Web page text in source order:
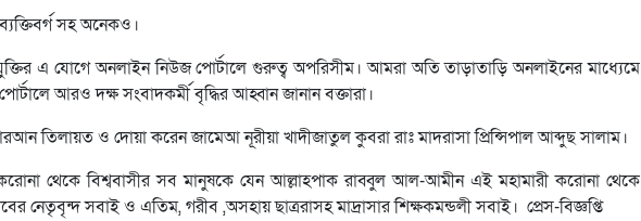
সহ অনেকও।
এ যোগে অনলাইন নিউজ পোর্টালে গুরুত্ব অপরিসীম। আমরা অতি তাড়াতাড়ি অনলাইনের মাধ্যেমে
আরও দক্ষ সংবাদকর্মী বৃদ্ধির আহ্বান জানান বক্তারা।
তিলায়ত ও দোয়া করেন জামেআ নূরীয়া খাদীজাতুল কুবরা রাঃ মাদরাসা প্রিন্সিপাল আব্দুছ সালাম।
থেকে বিশ্ববাসীর সব মানুষকে যেন আল্লাহপাক রাব্বুল আল-আমীন এই মহামারী করোনা থেকে
নেতৃবৃন্দ সবাই ও এতিম, গরীব ,অসহায় ছাত্ররাসহ মাদ্রাসার শিক্ষকমন্ডলী সবাই। প্রেস-বিজ্ঞপ্তি